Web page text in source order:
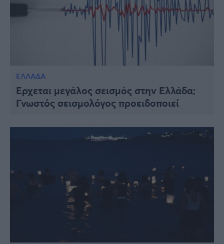
ΕΛΛΑΔΑ
Έρχεται μεγάλος σεισμός στην Ελλάδα;
Γνωστός σεισμολόγος προειδοποιεί